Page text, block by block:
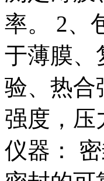
率。 2、
于薄膜、
验、热合
强度，压
仪器：